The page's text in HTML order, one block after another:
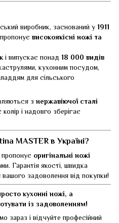
виробник, заснований у 1911
високоякісні ножі та
і випускає понад 18 000 видів
кухонним посудом,
для сільського
знержавіючої сталі
і надовго зберігає
MASTER в Україні?
пропонує оригінальні ножі
Гарантія якості, швидка
задоволення від покупки!
кухонні ножі, а
із задоволенням!
зараз і відчуйте професійний